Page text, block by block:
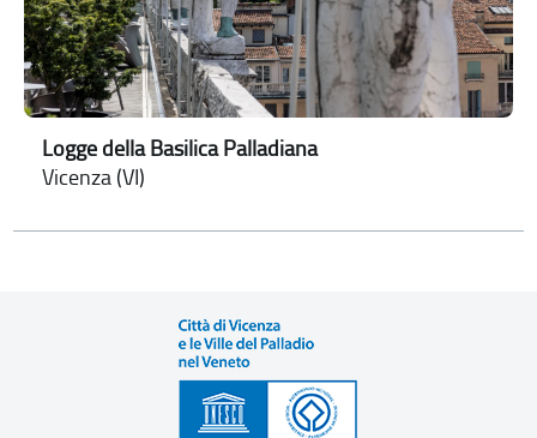
Logge della Basilica Palladiana
Vicenza (VI)